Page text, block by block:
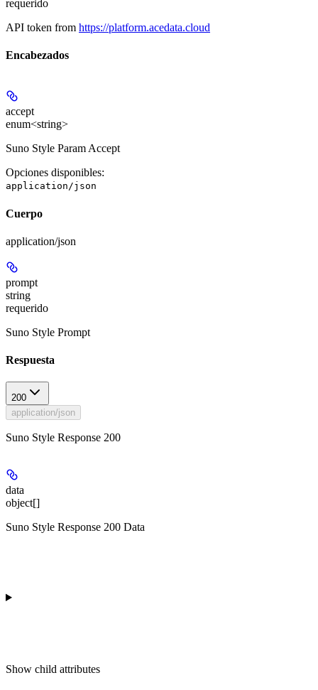
requerido
API token from https://platform.acedata.cloud
Encabezados
accept
enum<string>
Suno Style Param Accept
Opciones disponibles:
application/json
Cuerpo
application/json
prompt
string
requerido
Suno Style Prompt
Respuesta
200
application/json
Suno Style Response 200
data
object[]
Suno Style Response 200 Data
Show child attributes